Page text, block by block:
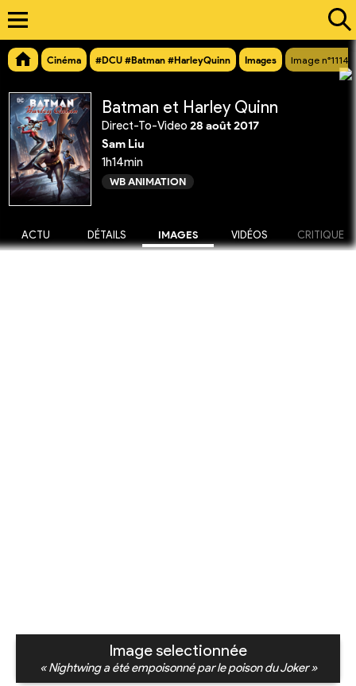
Cinéma #DCU #Batman #HarleyQuinn Images Image n°11149
Batman et Harley Quinn
Direct-To-Video 28 août 2017
Sam Liu
1h14min
WB ANIMATION
ACTU DÉTAILS IMAGES VIDÉOS CRITIQUE
Image selectionnée
« Nightwing a été empoisonné par le poison du Joker »